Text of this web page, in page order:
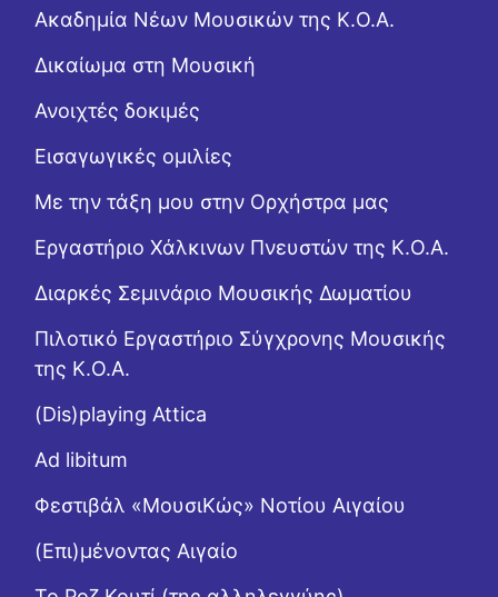
Ακαδημία Νέων Μουσικών της Κ.Ο.Α.
Δικαίωμα στη Μουσική
Ανοιχτές δοκιμές
Εισαγωγικές ομιλίες
Με την τάξη μου στην Ορχήστρα μας
Εργαστήριo Χάλκινων Πνευστών της Κ.Ο.Α.
Διαρκές Σεμινάριο Μουσικής Δωματίου
Πιλοτικό Εργαστήριο Σύγχρονης Μουσικής
της Κ.Ο.Α.
(Dis)playing Attica
Ad libitum
Φεστιβάλ «ΜουσιΚώς» Νοτίου Αιγαίου
(Επι)μένοντας Αιγαίο